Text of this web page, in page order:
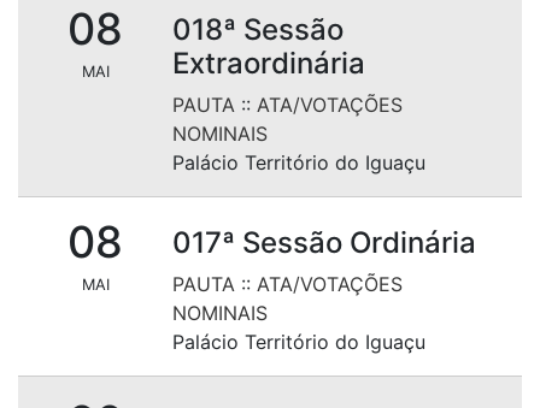
08
MAI
018ª Sessão
Extraordinária
PAUTA :: ATA/VOTAÇÕES
NOMINAIS
Palácio Território do Iguaçu
08
MAI
017ª Sessão Ordinária
PAUTA :: ATA/VOTAÇÕES
NOMINAIS
Palácio Território do Iguaçu